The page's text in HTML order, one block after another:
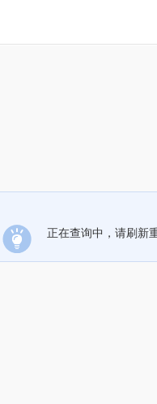
正在查询中，请刷新